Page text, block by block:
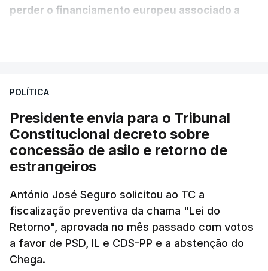
perder o financiamento europeu associado a
sistema mais simples, mais justo e transparente".
"Sempre que seja possível reduzir burocracias,
eliminar sobreposições e garantir que os apoios
chegam a quem mais necessita, estaremos a dar
um passo na direção certa", argumenta o
Presidente da República.
Assegurar que "ninguém é
prejudicado"
POLÍTICA
Presidente envia para o Tribunal
Constitucional decreto sobre
concessão de asilo e retorno de
estrangeiros
António José Seguro solicitou ao TC a
fiscalização preventiva da chama "Lei do
Retorno", aprovada no mês passado com votos
a favor de PSD, IL e CDS-PP e a abstenção do
Chega.